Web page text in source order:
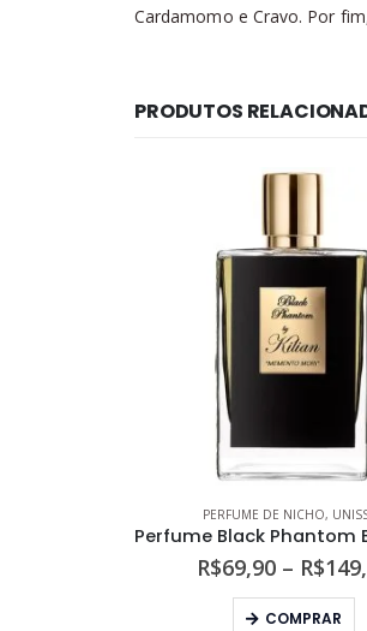
Cardamomo e Cravo. Por
PRODUTOS
PERFUME DE NICHO,
R$69,90 – R$
COMPRAR
Este produto tem